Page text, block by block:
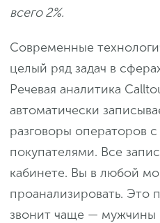
всего 2%.
Современные
целый ряд задач в
Речевая аналитика
автоматически
разговоры операторов
покупателями. Все
кабинете. Вы в любой
проанализировать. Это
звонит чаще —